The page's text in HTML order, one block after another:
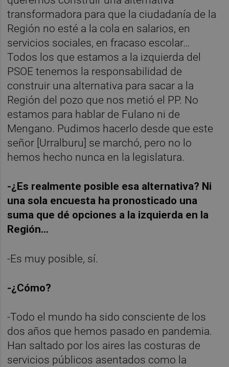
transformadora para que la ciudadanía de la
Región no esté a la cola en salarios, en
servicios sociales, en fracaso escolar…
Todos los que estamos a la izquierda del
PSOE tenemos la responsabilidad de
construir una alternativa para sacar a la
Región del pozo que nos metió el PP. No
estamos para hablar de Fulano ni de
Mengano. Pudimos hacerlo desde que este
señor [Urralburu] se marchó, pero no lo
hemos hecho nunca en la legislatura.
-¿Es realmente posible esa alternativa? Ni
una sola encuesta ha pronosticado una
suma que dé opciones a la izquierda en la
Región…
-Es muy posible, sí.
-¿Cómo?
-Todo el mundo ha sido consciente de los
dos años que hemos pasado en pandemia.
Han saltado por los aires las costuras de
servicios públicos asentados como la